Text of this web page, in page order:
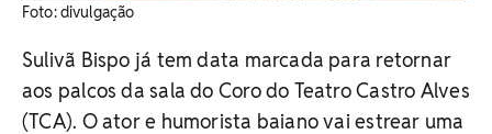
Foto: divulgação
Sulivã Bispo já tem data marcada para retornar
aos palcos da sala do Coro do Teatro Castro Alves
(TCA). O ator e humorista baiano vai estrear uma